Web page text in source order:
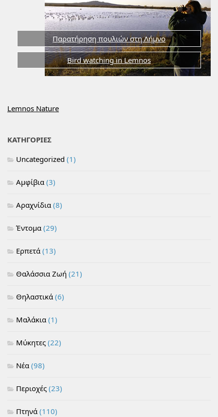
Παρατήρηση πουλιών στη Λήμνο
Bird watching in Lemnos
Lemnos Nature
ΚΑΤΗΓΟΡΙΕΣ
Uncategorized (1)
Αμφίβια (3)
Αραχνίδια (8)
Έντομα (29)
Ερπετά (13)
Θαλάσσια Ζωή (21)
Θηλαστικά (6)
Μαλάκια (1)
Μύκητες (22)
Νέα (98)
Περιοχές (23)
Πτηνά (110)